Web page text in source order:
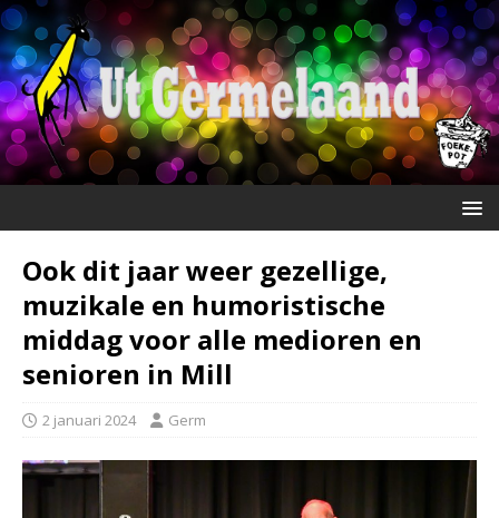
Ook dit jaar weer gezellige,
muzikale en humoristische
middag voor alle medioren en
senioren in Mill
2 januari 2024 Germ